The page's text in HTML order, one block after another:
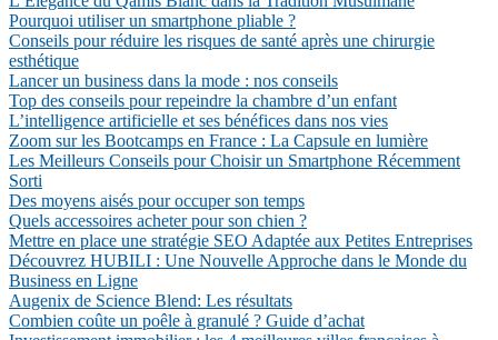
Pourquoi utiliser un smartphone pliable ?
Conseils pour réduire les risques de santé après une chirurgie
esthétique
Lancer un business dans la mode : nos conseils
Top des conseils pour repeindre la chambre d’un enfant
L’intelligence artificielle et ses bénéfices dans nos vies
Zoom sur les Bootcamps en France : La Capsule en lumière
Les Meilleurs Conseils pour Choisir un Smartphone Récemment
Sorti
Des moyens aisés pour occuper son temps
Quels accessoires acheter pour son chien ?
Mettre en place une stratégie SEO Adaptée aux Petites Entreprises
Découvrez HUBILI : Une Nouvelle Approche dans le Monde du
Business en Ligne
Augenix de Science Blend: Les résultats
Combien coûte un poêle à granulé ? Guide d’achat